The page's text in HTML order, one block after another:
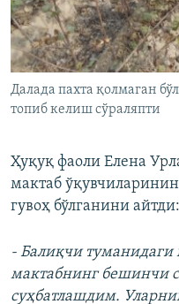
Далада пахта қолмаган
топиб келиш сўраляпти
Ҳуқуқ фаоли Елена
мактаб
гувоҳ бўлганини айтди:
- Балиқчи туманидаги
мактабнинг бешинчи
суҳбатлашдим.